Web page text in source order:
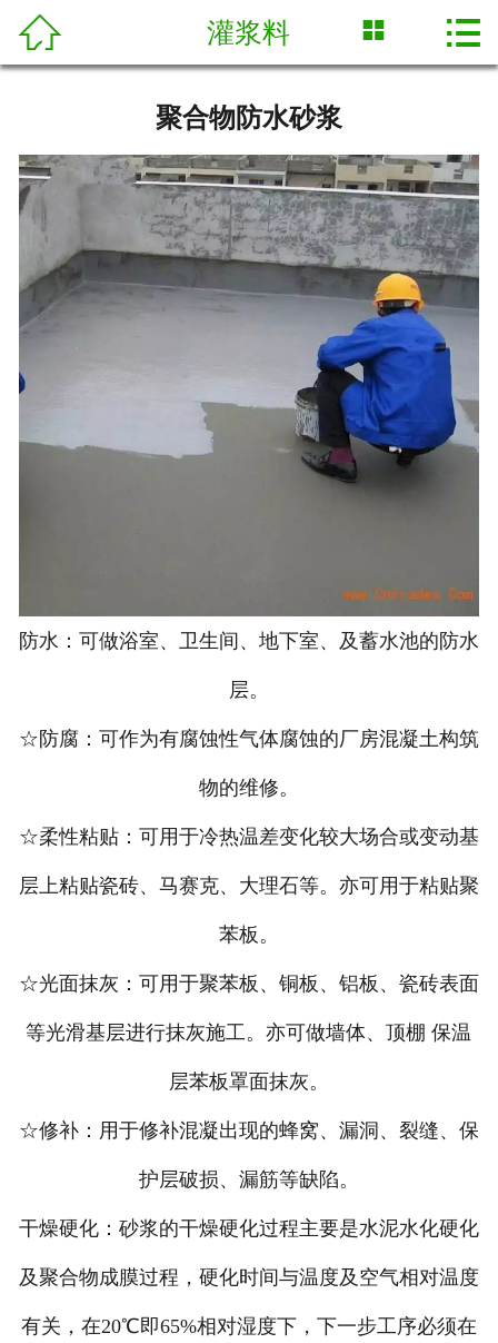
网站首页
产品展示
新闻中心
技术专栏
合作案例
人才招聘
联系我们
 灌浆料  
聚合物防水砂浆
防水：可做浴室、卫生间、地下室、及蓄水池的防水
层。
☆防腐：可作为有腐蚀性气体腐蚀的厂房混凝土构筑
物的维修。
☆柔性粘贴：可用于冷热温差变化较大场合或变动基
层上粘贴瓷砖、马赛克、大理石等。亦可用于粘贴聚
苯板。
☆光面抹灰：可用于聚苯板、铜板、铝板、瓷砖表面
等光滑基层进行抹灰施工。亦可做墙体、顶棚 保温
层苯板罩面抹灰。
☆修补：用于修补混凝出现的蜂窝、漏洞、裂缝、保
护层破损、漏筋等缺陷。
干燥硬化：砂浆的干燥硬化过程主要是水泥水化硬化
及聚合物成膜过程，硬化时间与温度及空气相对温度
有关，在20℃即65%相对湿度下，下一步工序必须在